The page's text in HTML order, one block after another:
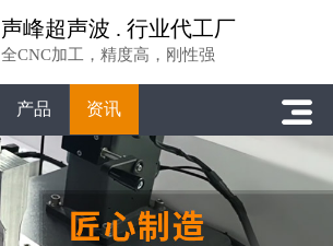
声峰超声波 . 行业代工厂
全CNC加工，精度高，刚性强
产品 资讯